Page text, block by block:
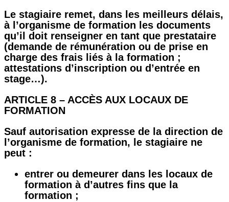
Le stagiaire remet, dans les meilleurs délais,
à l’organisme de formation les documents
qu’il doit renseigner en tant que prestataire
(demande de rémunération ou de prise en
charge des frais liés à la formation ;
attestations d’inscription ou d’entrée en
stage…).
ARTICLE 8 – ACCÈS AUX LOCAUX DE
FORMATION
Sauf autorisation expresse de la direction de
l’organisme de formation, le stagiaire ne
peut :
entrer ou demeurer dans les locaux de
formation à d’autres fins que la
formation ;